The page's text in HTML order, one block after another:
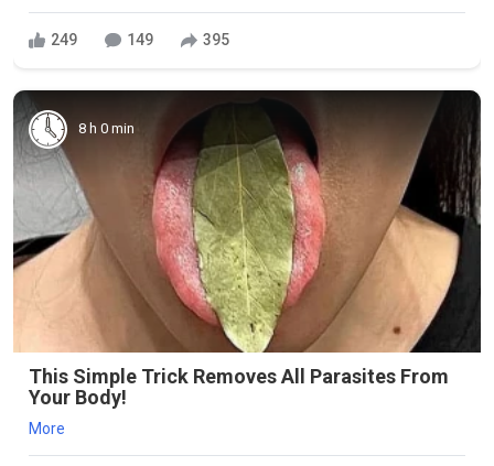
249 149 395
8 h 0 min
This Simple Trick Removes All Parasites From
Your Body!
More